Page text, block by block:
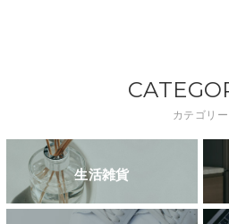
カテゴリー
生活雑貨